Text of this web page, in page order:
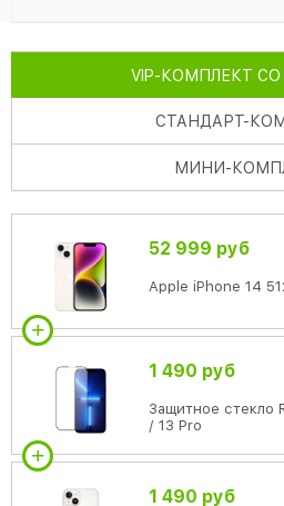
VIP-КОМПЛЕКТ
СТАНДАРТ-
МИНИ-
52 999 руб
Apple iPhone 14
1 490 руб
Защитное стекло
/ 13 Pro
1 490 руб